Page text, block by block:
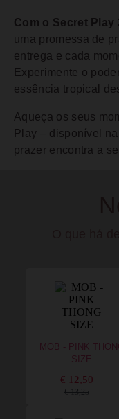
Com o Secret Play
uma promessa de
entrega e cada
Experimente o
essência tropical
Aqueça os seus
Play – disponível
prazer encontra a
MOB - PINK
SIZE
€ 12,50
€ 13,25